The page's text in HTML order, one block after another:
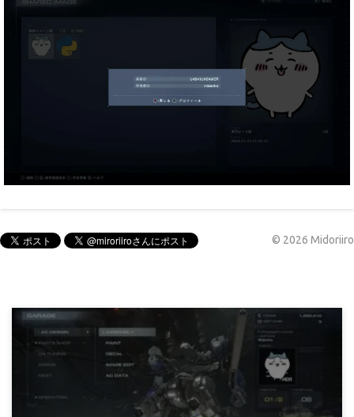
© 2026 Midoriiro